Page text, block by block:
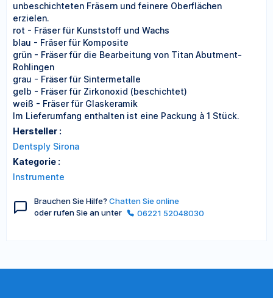
unbeschichteten Fräsern und feinere Oberflächen
erzielen.
rot - Fräser für Kunststoff und Wachs
blau - Fräser für Komposite
grün - Fräser für die Bearbeitung von Titan Abutment-
Rohlingen
grau - Fräser für Sintermetalle
gelb - Fräser für Zirkonoxid (beschichtet)
weiß - Fräser für Glaskeramik
Im Lieferumfang enthalten ist eine Packung à 1 Stück.
Hersteller :
Dentsply Sirona
Kategorie :
Instrumente
Brauchen Sie Hilfe? Chatten Sie online
oder rufen Sie an unter
06221 52048030